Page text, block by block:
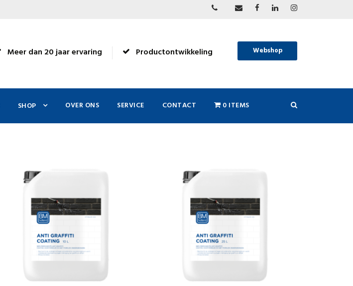
Meer dan 20 jaar ervaring Productontwikkeling Webshop
SHOP OVER ONS SERVICE CONTACT 0 ITEMS